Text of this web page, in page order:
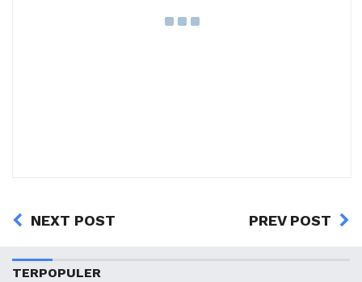
NEXT POST PREV POST
TERPOPULER